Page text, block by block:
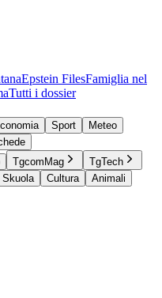
Epstein FilesFamiglia nel
Tutti i dossier
Sport
Meteo
TgcomMag
TgTech
Skuola Cultura
Animali